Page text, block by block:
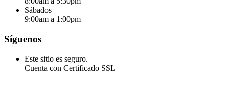
Sábados
9:00am a 1:00pm
Síguenos
Este sitio es seguro.
Cuenta con Certificado SSL